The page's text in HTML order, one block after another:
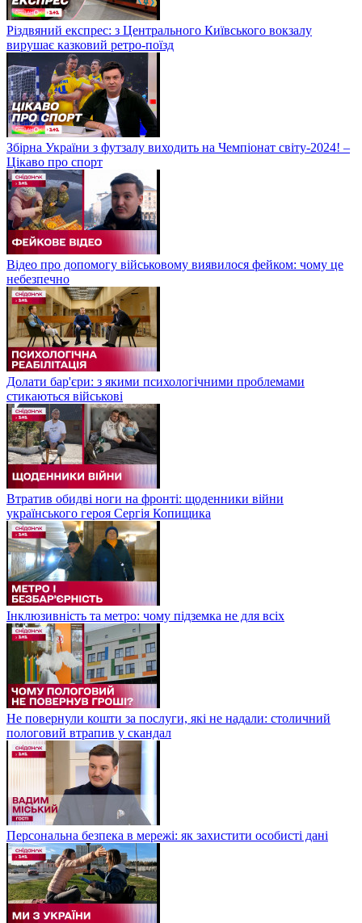
Різдвяний експрес: з Центрального Київського вокзалу
вирушає казковий ретро-поїзд
Збірна України з футзалу виходить на Чемпіонат світу-2024! –
Цікаво про спорт
Відео про допомогу військовому виявилося фейком: чому це
небезпечно
Долати бар'єри: з якими психологічними проблемами
стикаються військові
Втратив обидві ноги на фронті: щоденники війни
українського героя Сергія Копищика
Інклюзивність та метро: чому підземка не для всіх
Не повернули кошти за послуги, які не надали: столичний
пологовий втрапив у скандал
Персональна безпека в мережі: як захистити особисті дані